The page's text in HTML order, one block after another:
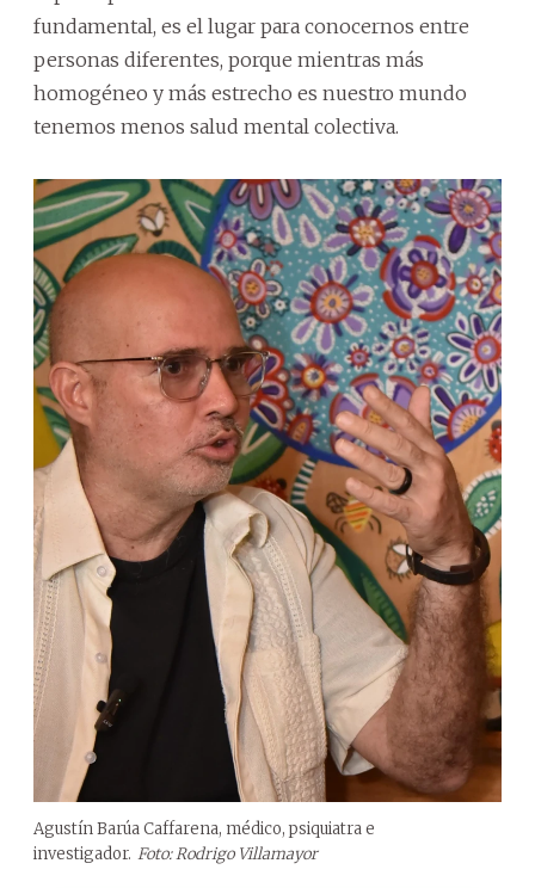
fundamental, es el lugar para conocernos entre
personas diferentes, porque mientras más
homogéneo y más estrecho es nuestro mundo
tenemos menos salud mental colectiva.
Agustín Barúa Caffarena, médico, psiquiatra e
investigador. Foto: Rodrigo Villamayor